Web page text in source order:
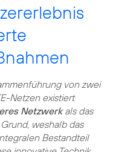
von zwei
Netzen existiert
Netzwerkals das
weshalb das
Bestandteil